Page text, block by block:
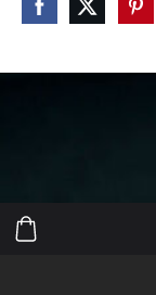
https://eepurl.com/